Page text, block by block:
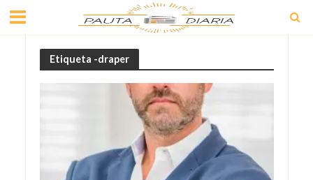
Etiqueta -draper